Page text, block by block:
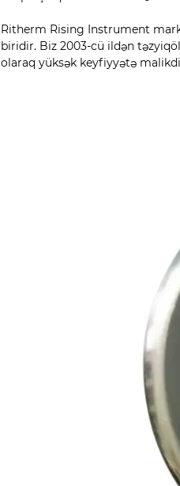
Ritherm Rising Instrument
biridir. Biz 2003-cü ildən
olaraq yüksək keyfiyyətə